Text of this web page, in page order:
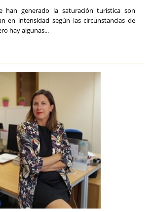
han generado la saturación turística son
en intensidad según las circunstancias de
hay algunas...